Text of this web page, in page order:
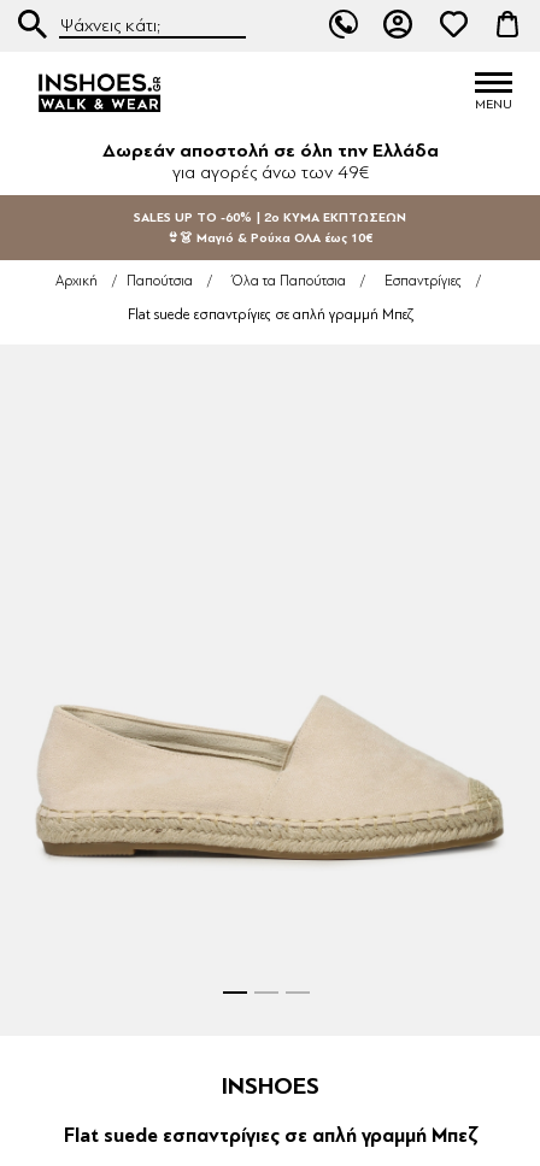
Δωρεάν αποστολή σε όλη την Ελλάδα
για αγορές άνω των 49€
SALES UP TO -60% | 2ο ΚΥΜΑ ΕΚΠΤΩΣΕΩΝ
👙👗 Μαγιό & Ρούχα ΟΛΑ έως 10€
Αρχική / Παπούτσια / Όλα τα Παπούτσια / Εσπαντρίγιες /
Flat suede εσπαντρίγιες σε απλή γραμμή Μπεζ
INSHOES
Flat suede εσπαντρίγιες σε απλή γραμμή Μπεζ